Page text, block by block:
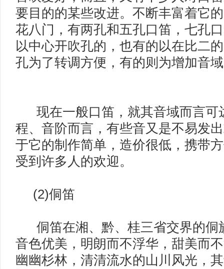
要目的的某些改进。不断丰富着它
花八门，有两孔和五孔口笛，七孔
以中心开吹孔的，也有的以在比二
孔为了转调方便，有的则为增加音
现在一般口笛，就其音域而言可
程、音阶而言，有些音又是不易发
于它的制作简单，造价很低，携带
受到许多人的欢迎。
(2)侗笛
侗笛在湘、黔、桂三省交界的侗
音色优美，明朗而不浮华，甜美而
幽幽杉林，清清流水的山川风光，